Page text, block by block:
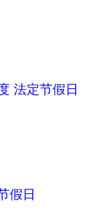
法定节假日
假日